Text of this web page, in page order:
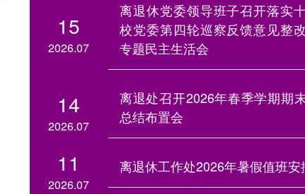
15
2026.07
离退休党委领导班子召开落实
校党委第四轮巡察反馈意见整
专题民主生活会
14
2026.07
离退处召开2026年春季学期期
总结布置会
11
2026.07
离退休工作处2026年暑假值班安